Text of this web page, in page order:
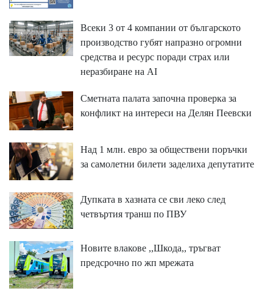
Всеки 3 от 4 компании от българското
производство губят напразно огромни
средства и ресурс поради страх или
неразбиране на AI
Сметната палата започна проверка за
конфликт на интереси на Делян Пеевски
Над 1 млн. евро за обществени поръчки
за самолетни билети заделиха депутатите
Дупката в хазната се сви леко след
четвъртия транш по ПВУ
Новите влакове ,,Шкода,, тръгват
предсрочно по жп мрежата